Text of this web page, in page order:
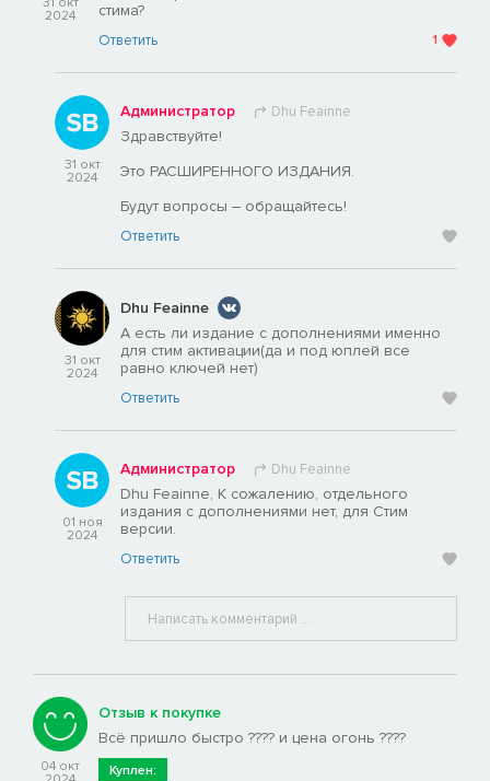
2024
стима?
Ответить 1
31 окт
2024
Администратор Dhu Feainne
Здравствуйте!
Это РАСШИРЕННОГО ИЗДАНИЯ.
Будут вопросы – обращайтесь!
Ответить
31 окт
2024
Dhu Feainne
А есть ли издание с дополнениями именно
для стим активации(да и под юплей все
равно ключей нет)
Ответить
01 ноя
2024
Администратор Dhu Feainne
Dhu Feainne, К сожалению, отдельного
издания с дополнениями нет, для Стим
версии.
Ответить
04 окт
Отзыв к покупке
Всё пришло быстро ???? и цена огонь ????
Куплен: